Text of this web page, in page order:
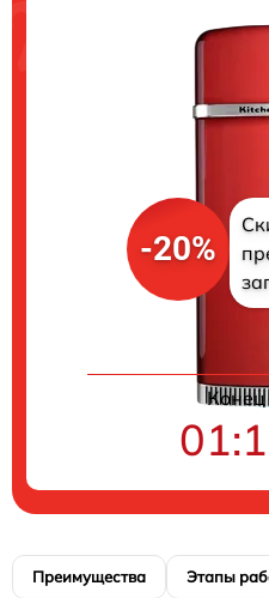
-20%
Конец
Преимущества Этапы